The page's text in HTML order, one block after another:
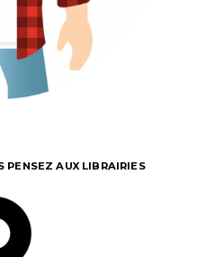
PENSEZ AUX LIBRAIRIES